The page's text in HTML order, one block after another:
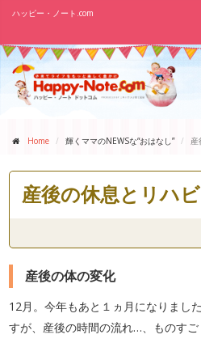
ハッピー・ノート.com
Home 輝くママのNEWSな“おはなし” 産
産後の休息とリハ
産後の体の変化
12月。今年もあと１ヵ月になりまし
すが、産後の時間の流れ…、ものす